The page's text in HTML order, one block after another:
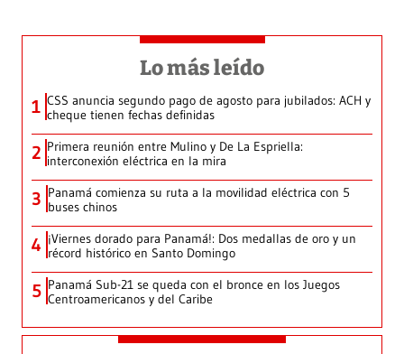
Lo más leído
1 CSS anuncia segundo pago de agosto para jubilados: ACH y
cheque tienen fechas definidas
2 Primera reunión entre Mulino y De La Espriella:
interconexión eléctrica en la mira
3 Panamá comienza su ruta a la movilidad eléctrica con 5
buses chinos
4 ¡Viernes dorado para Panamá!: Dos medallas de oro y un
récord histórico en Santo Domingo
5 Panamá Sub-21 se queda con el bronce en los Juegos
Centroamericanos y del Caribe